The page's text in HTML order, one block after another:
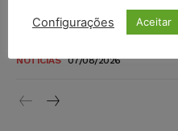
Justiça do Trabalho mantém
vendia canetas
NOTÍCIAS 07/08/2026
Configurações Aceitar